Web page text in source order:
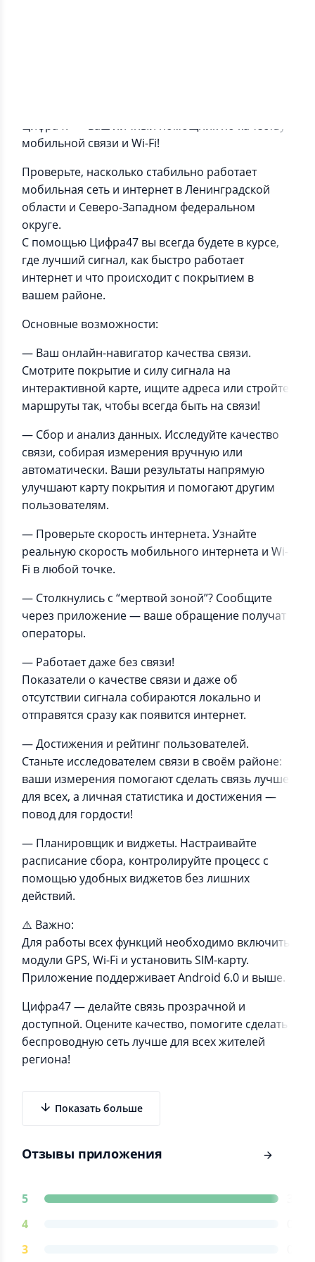
Цифра47 — ваш личный помощник по качеству
мобильной связи и Wi-Fi!
Проверьте, насколько стабильно работает
мобильная сеть и интернет в Ленинградской
области и Северо-Западном федеральном
округе.
С помощью Цифра47 вы всегда будете в курсе,
где лучший сигнал, как быстро работает
интернет и что происходит с покрытием в
вашем районе.
Основные возможности:
— Ваш онлайн-навигатор качества связи.
Смотрите покрытие и силу сигнала на
интерактивной карте, ищите адреса или стройте
маршруты так, чтобы всегда быть на связи!
— Сбор и анализ данных. Исследуйте качество
связи, собирая измерения вручную или
автоматически. Ваши результаты напрямую
улучшают карту покрытия и помогают другим
пользователям.
— Проверьте скорость интернета. Узнайте
реальную скорость мобильного интернета и Wi-
Fi в любой точке.
— Столкнулись с “мертвой зоной”? Сообщите
через приложение — ваше обращение получат
операторы.
— Работает даже без связи!
Показатели о качестве связи и даже об
отсутствии сигнала собираются локально и
отправятся сразу как появится интернет.
— Достижения и рейтинг пользователей.
Станьте исследователем связи в своём районе:
ваши измерения помогают сделать связь лучше
для всех, а личная статистика и достижения —
повод для гордости!
— Планировщик и виджеты. Настраивайте
расписание сбора, контролируйте процесс с
помощью удобных виджетов без лишних
действий.
⚠️ Важно:
Для работы всех функций необходимо включить
модули GPS, Wi-Fi и установить SIM-карту.
Приложение поддерживает Android 6.0 и выше.
Цифра47 — делайте связь прозрачной и
доступной. Оцените качество, помогите сделать
беспроводную сеть лучше для всех жителей
региона!
Показать больше
Отзывы приложения
5
4
3